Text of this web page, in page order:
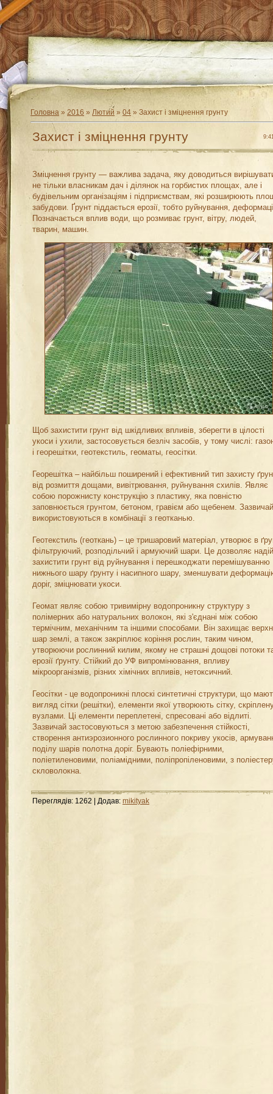
Головна » 2016 » Лютий » 04 » Захист і зміцнення грунту
Захист і зміцнення грунту
Зміцнення грунту — важлива задача, яку доводиться
не тільки власникам дач і ділянок на горбистих площах, але і
будівельним організаціям і підприємствам, які розширюють
забудови. Ґрунт піддається ерозії, тобто руйнування,
Позначається вплив води, що розмиває грунт, вітру, людей,
тварин, машин.
Щоб захистити грунт від шкідливих впливів, зберегти в цілості
укоси і ухили, застосовується безліч засобів, у тому числі:
і георешітки, геотекстиль, геоматы, геосітки.
Георешітка – найбільш поширений і ефективний тип захисту
від розмиття дощами, вивітрювання, руйнування схилів. Являє
собою порожнисту конструкцію з пластику, яка повністю
заповнюється грунтом, бетоном, гравієм або щебенем. Зазвичай
використовуються в комбінації з геотканью.
Геотекстиль (геоткань) – це тришаровий матеріал, утворює в
фільтруючий, розподільчий і армуючий шари. Це дозволяє
захистити грунт від руйнування і перешкоджати перемішуванню
нижнього шару ґрунту і насипного шару, зменшувати
доріг, зміцнювати укоси.
Геомат являє собою тривимірну водопроникну структуру з
полімерних або натуральних волокон, які з'єднані між собою
термічним, механічним та іншими способами. Він захищає
шар землі, а також закріплює коріння рослин, таким чином,
утворюючи рослинний килим, якому не страшні дощові потоки
ерозії ґрунту. Стійкий до УФ випромінювання, впливу
мікроорганізмів, різних хімічних впливів, нетоксичний.
Геосітки - це водопроникні плоскі синтетичні структури, що
вигляд сітки (решітки), елементи якої утворюють сітку,
вузлами. Ці елементи переплетені, спресовані або відлиті.
Зазвичай застосовуються з метою забезпечення стійкості,
створення антиэрозионного рослинного покриву укосів,
поділу шарів полотна доріг. Бувають поліефірними,
поліетиленовими, поліамідними, поліпропіленовими, з
скловолокна.
Переглядів: 1262 Додав: mikityak